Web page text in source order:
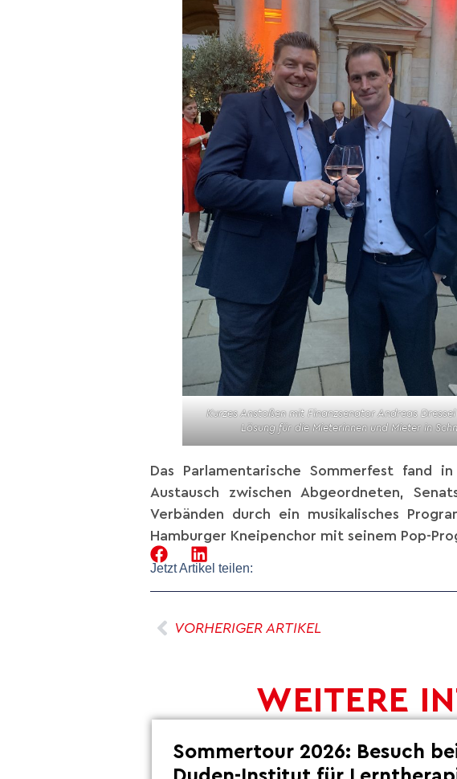
Kurzes Anstoßen mit Finanzsenator Andreas
Lösung für die Mieterinnen und Mieter in
Das Parlamentarische Sommerfest fand
Austausch zwischen Abgeordneten,
Verbänden durch ein musikalisches
Hamburger Kneipenchor mit seinem Pop-
Jetzt Artikel teilen:
VORHERIGER ARTIKEL
WEITERE
Sommertour 2026: Besuch